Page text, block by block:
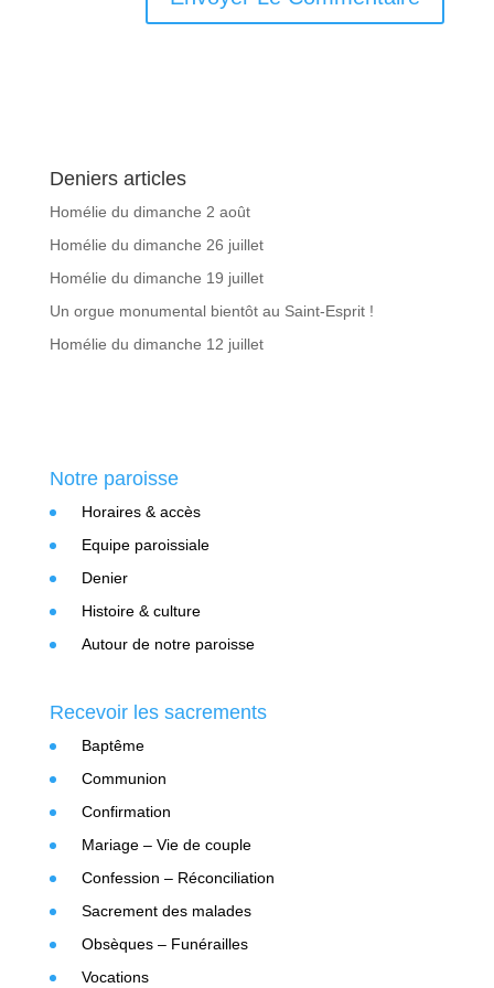
Deniers articles
Homélie du dimanche 2 août
Homélie du dimanche 26 juillet
Homélie du dimanche 19 juillet
Un orgue monumental bientôt au Saint-Esprit !
Homélie du dimanche 12 juillet
Notre paroisse
Horaires & accès
Equipe paroissiale
Denier
Histoire & culture
Autour de notre paroisse
Recevoir les sacrements
Baptême
Communion
Confirmation
Mariage – Vie de couple
Confession – Réconciliation
Sacrement des malades
Obsèques – Funérailles
Vocations